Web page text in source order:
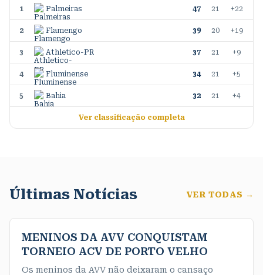
1 Palmeiras 47 21 +22
2 Flamengo 39 20 +19
3 Athletico-PR 37 21 +9
4 Fluminense 34 21 +5
5 Bahia 32 21 +4
Ver classificação completa
Últimas Notícias VER TODAS →
MENINOS DA AVV CONQUISTAM
TORNEIO ACV DE PORTO VELHO
Os meninos da AVV não deixaram o cansaço